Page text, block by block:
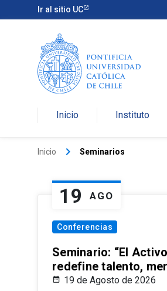
Ir al sitio UC
Inicio Instituto
Inicio keyboard_arrow_right Seminarios
19 AGO
Conferencias
Seminario: “El
redefine talento,
19 de Agosto de 2026